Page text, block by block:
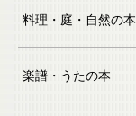
料理・庭・自然の本
楽譜・うたの本